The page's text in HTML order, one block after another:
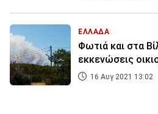
ΕΛΛΑΔΑ
Φωτιά και στα
εκκενώσεις
16 Αυγ 2021 13:02